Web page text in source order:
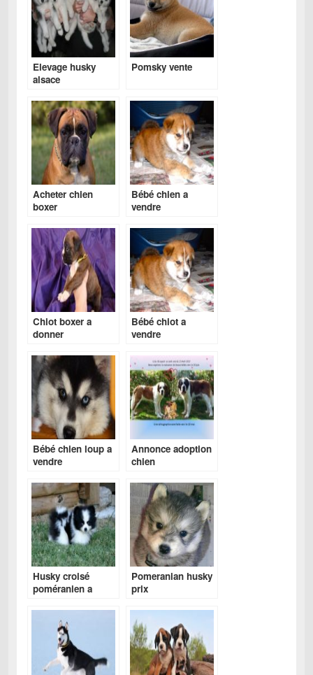
Elevage husky
alsace
Pomsky vente
Acheter chien
boxer
Bébé chien a
vendre
Chiot boxer a
donner
Bébé chiot a
vendre
Bébé chien loup a
vendre
Annonce adoption
chien
Husky croisé
poméranien a
Pomeranian husky
prix